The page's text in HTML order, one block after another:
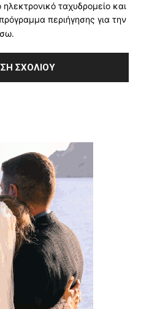
ταχυδρομείο και
περιήγησης για την